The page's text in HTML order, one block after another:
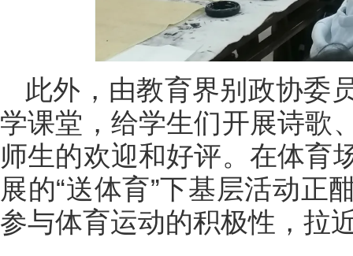
此外，由教育界别政协委
学课堂，给学生们开展诗歌
师生的欢迎和好评。在体育
展的“送体育”下基层活动正
参与体育运动的积极性，拉